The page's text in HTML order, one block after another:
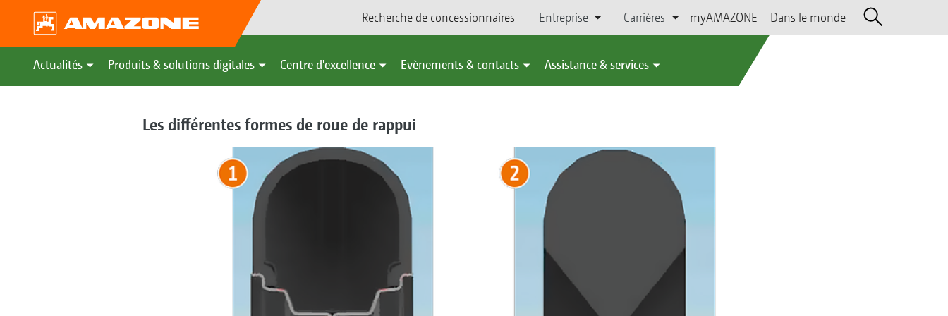
Recherche de concessionnaires Entreprise Carrières myAMAZONE Dans le monde
Actualités Produits & solutions digitales Centre d'excellence Evènements & contacts Assistance & services
Les différentes formes de roue de rappui